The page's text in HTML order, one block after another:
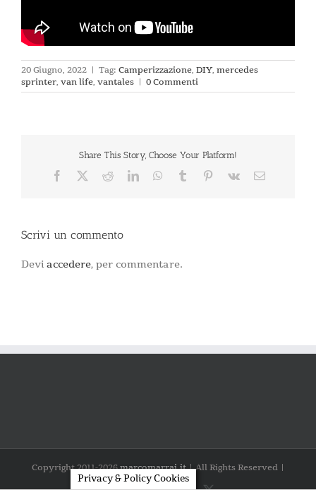
20 Giugno, 2022 | Tag: Camperizzazione, DIY, mercedes
sprinter, van life, vantales | 0 Commenti
Share This Story, Choose Your Platform!
Facebook RedditLinkedInWhatsApp
Tumblr Pinterest
Vk Email
Scrivi un commento
Devi accedere, per commentare.
Copyright 2011-2026marcomarrai.it| All Rights Reserved |
Privacy & Policy Cookies